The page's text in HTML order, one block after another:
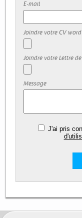
E-mail
Joindre votre CV
Joindre votre Lettre
Message
J'ai pris